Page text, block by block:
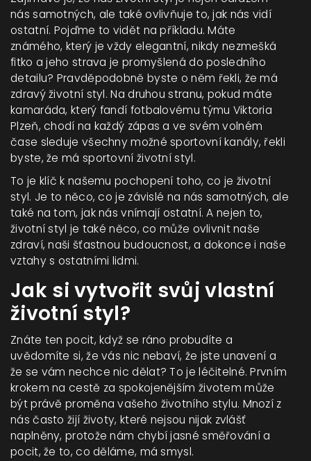
nás samotných, ale také ovlivňuje to, jak nás vidí
ostatní. Pojďme to vidět na příkladu. Máte
známého, který je vždy elegantní, nikdy nezmešká
fitko a jeho strava je promyšlená do posledního
detailu? Pravděpodobně byste o něm řekli, že má
zdravý životní styl. Na druhou stranu, pokud máte
kamaráda, který fandí fotbalovému týmu Viktoria
Plzeň, chodí na každý zápas a ve svém volném
čase sleduje všechny možné sportovní kanály, řekli
byste, že má sportovní životní styl.
To je klíč k našemu pochopení toho, co je životní
styl. Je to něco, co je závislé na nás samotných, ale
také na tom, jak nás vnímají ostatní. A nejen to,
životní styl je také něco, co může ovlivnit naše
zdraví, naši šťastnou budoucnost, a dokonce i naše
vztahy s ostatními lidmi.
Jak si vytvořit svůj vlastní
životní styl?
Znáte ten pocit, když se ráno probudíte a
uvědomíte si, že vás nic nebaví, že jste unavení a
že se vám nechce nic dělat? To je léčitelné. Prvním
krokem na cestě za spokojenějším životem může
být právě proměna vašeho životního stylu. Mnozí z
nás často žijí životy, které nejsou nijak zvlášť
naplněny, protože nám chybí jasné směřování a
pocit, že to, co děláme, má smysl.